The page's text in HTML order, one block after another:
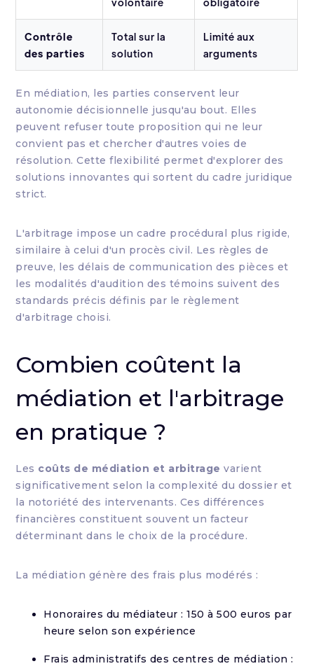
Contrôle
des parties
Total sur la
solution
Limité aux
arguments
En médiation, les parties conservent leur
autonomie décisionnelle jusqu'au bout. Elles
peuvent refuser toute proposition qui ne leur
convient pas et chercher d'autres voies de
résolution. Cette flexibilité permet d'explorer des
solutions innovantes qui sortent du cadre juridique
strict.
L'arbitrage impose un cadre procédural plus rigide,
similaire à celui d'un procès civil. Les règles de
preuve, les délais de communication des pièces et
les modalités d'audition des témoins suivent des
standards précis définis par le règlement
d'arbitrage choisi.
Combien coûtent la
médiation et l'arbitrage
en pratique ?
Les coûts de médiation et arbitrage varient
significativement selon la complexité du dossier et
la notoriété des intervenants. Ces différences
financières constituent souvent un facteur
déterminant dans le choix de la procédure.
La médiation génère des frais plus modérés :
Honoraires du médiateur : 150 à 500 euros par
heure selon son expérience
Frais administratifs des centres de médiation :